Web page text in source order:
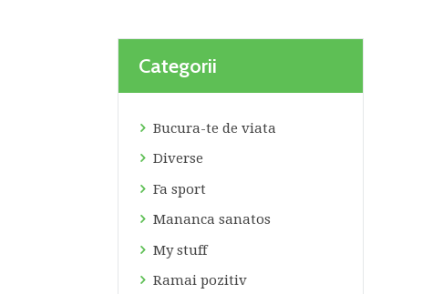
Categorii
Bucura-te de viata
Diverse
Fa sport
Mananca sanatos
My stuff
Ramai pozitiv